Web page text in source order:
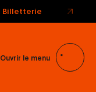
Ouvrir le menu